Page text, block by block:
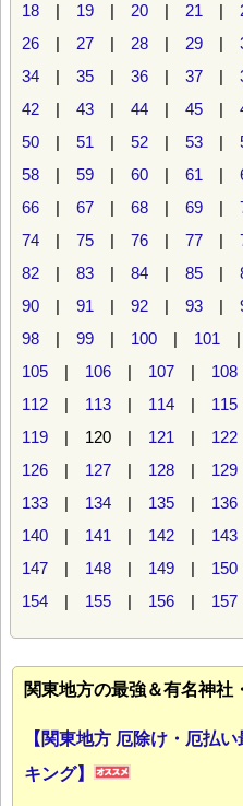
18 | 19 | 20 | 21 |
26 | 27 | 28 | 29 |
34 | 35 | 36 | 37 |
42 | 43 | 44 | 45 |
50 | 51 | 52 | 53 |
58 | 59 | 60 | 61 |
66 | 67 | 68 | 69 |
74 | 75 | 76 | 77 |
82 | 83 | 84 | 85 |
90 | 91 | 92 | 93 |
98 | 99 | 100 | 101
105 | 106 | 107 | 108
112 | 113 | 114 | 115
119 | 120 | 121 | 122
126 | 127 | 128 | 129
133 | 134 | 135 | 136
140 | 141 | 142 | 143
147 | 148 | 149 | 150
154 | 155 | 156 | 157
関東地方の最強＆有名神社
【関東地方 厄除け・厄払
キング】